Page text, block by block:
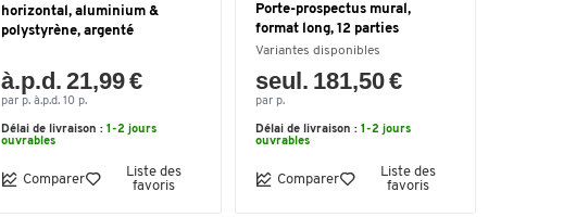
horizontal, aluminium &
polystyrène, argenté
à.p.d. 21,99 €
par p. à.p.d. 10 p.
Délai de livraison : 1-2 jours
ouvrables
Comparer
Liste des
favoris
Porte-prospectus mural,
format long, 12 parties
Variantes disponibles
seul. 181,50 €
par p.
Délai de livraison : 1-2 jours
ouvrables
Comparer
Liste des
favoris